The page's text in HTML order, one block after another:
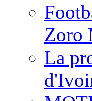
Zoro
La